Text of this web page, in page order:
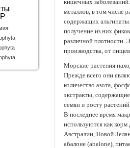
кишечных
металлов, в том числе
содержащих
получение из них
различной плотности.
производства, от
Морские растения
Прежде всего они
количество азота,
экстракты,
семян и росту
В последнее время
используются как
Австралии, Новой
абалоне (abalone),